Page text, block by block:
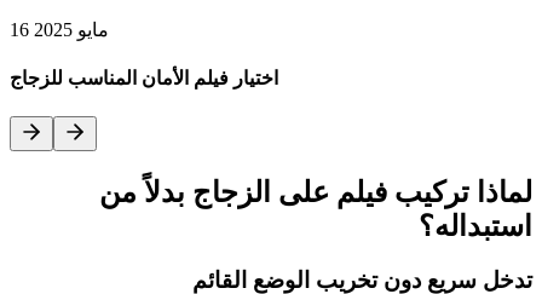
16 مايو 2025
اختيار فيلم الأمان المناسب للزجاج
لماذا تركيب فيلم على الزجاج بدلاً من
استبداله؟
تدخل سريع دون تخريب الوضع القائم